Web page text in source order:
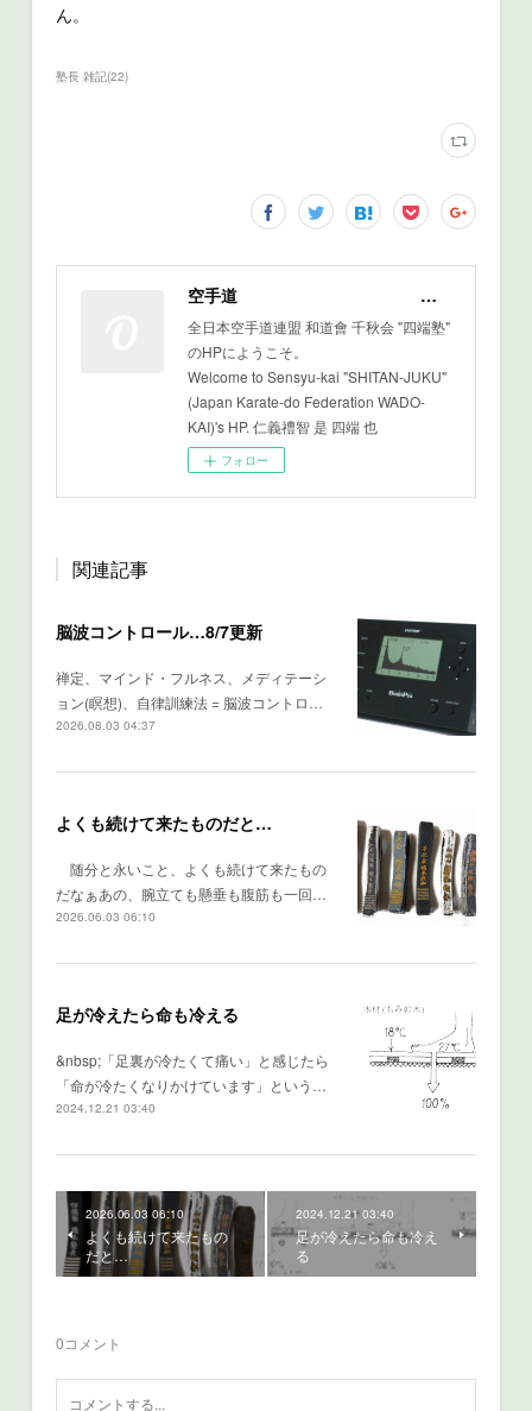
ん。
塾長 雑記(22)
空手道 ［四端塾］
全日本空手道連盟 和道會 千秋会 "四端塾"
のHPにようこそ。
Welcome to Sensyu-kai "SHITAN-JUKU"
(Japan Karate-do Federation WADO-
KAI)'s HP. 仁義禮智 是 四端 也
フォロー
関連記事
脳波コントロール…8/7更新
禅定、マインド・フルネス、メディテーシ
ョン(瞑想)、自律訓練法 = 脳波コントロ…
2026.08.03 04:37
よくも続けて来たものだと…
随分と永いこと、よくも続けて来たもの
だなぁあの、腕立ても懸垂も腹筋も一回…
2026.06.03 06:10
足が冷えたら命も冷える
&nbsp;「足裏が冷たくて痛い」と感じたら
「命が冷たくなりかけています」という…
2024.12.21 03:40
2026.06.03 06:10
よくも続けて来たもの
だと…
2024.12.21 03:40
足が冷えたら命も冷え
る
0コメント